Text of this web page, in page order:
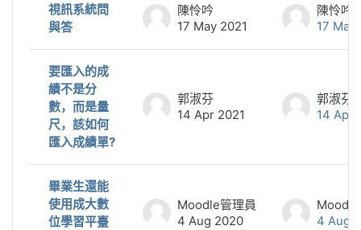
視訊系統問
與答
陳怜吟
17 May 2021
陳怜吟
17 May
要匯入的成
績不是分
數，而是量
尺，該如何
匯入成績單?
郭淑芬
14 Apr 2021
郭淑芬
14 Apr
畢業生還能
使用成大數
位學習平臺
Moodle管理員
4 Aug 2020
4 Aug